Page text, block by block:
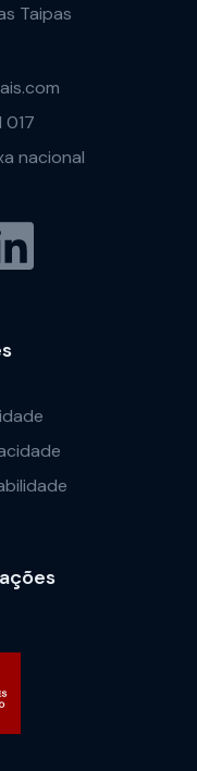
Taipas
017
nacional